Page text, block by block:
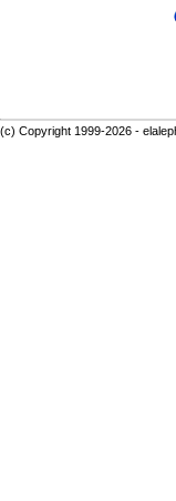
(c) Copyright 1999-2026 -